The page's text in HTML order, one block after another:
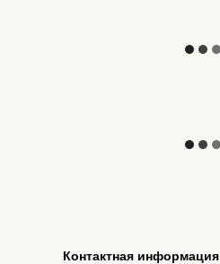
Контактная информация